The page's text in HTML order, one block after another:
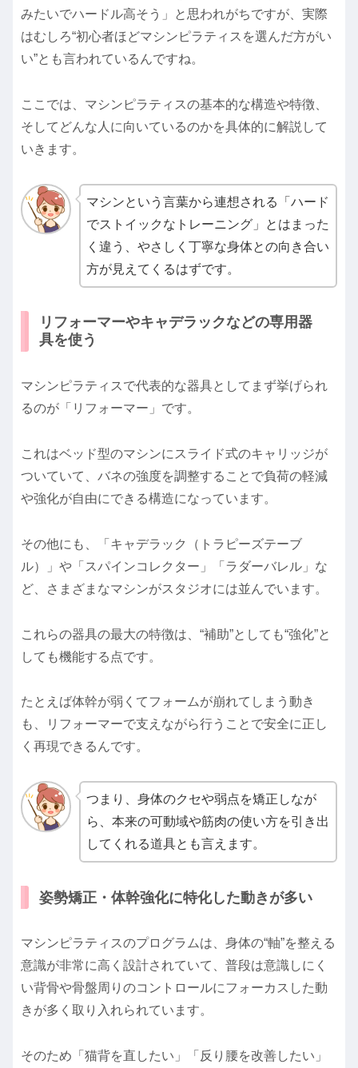
みたいでハードル高そう」と思われがちですが、実際
はむしろ“初心者ほどマシンピラティスを選んだ方がい
い”とも言われているんですね。
ここでは、マシンピラティスの基本的な構造や特徴、
そしてどんな人に向いているのかを具体的に解説して
いきます。
マシンという言葉から連想される「ハード
でストイックなトレーニング」とはまった
く違う、やさしく丁寧な身体との向き合い
方が見えてくるはずです。
リフォーマーやキャデラックなどの専用器
具を使う
マシンピラティスで代表的な器具としてまず挙げられ
るのが「リフォーマー」です。
これはベッド型のマシンにスライド式のキャリッジが
ついていて、バネの強度を調整することで負荷の軽減
や強化が自由にできる構造になっています。
その他にも、「キャデラック（トラピーズテーブ
ル）」や「スパインコレクター」「ラダーバレル」な
ど、さまざまなマシンがスタジオには並んでいます。
これらの器具の最大の特徴は、“補助”としても“強化”と
しても機能する点です。
たとえば体幹が弱くてフォームが崩れてしまう動き
も、リフォーマーで支えながら行うことで安全に正し
く再現できるんです。
つまり、身体のクセや弱点を矯正しなが
ら、本来の可動域や筋肉の使い方を引き出
してくれる道具とも言えます。
姿勢矯正・体幹強化に特化した動きが多い
マシンピラティスのプログラムは、身体の“軸”を整える
意識が非常に高く設計されていて、普段は意識しにく
い背骨や骨盤周りのコントロールにフォーカスした動
きが多く取り入れられています。
そのため「猫背を直したい」「反り腰を改善したい」